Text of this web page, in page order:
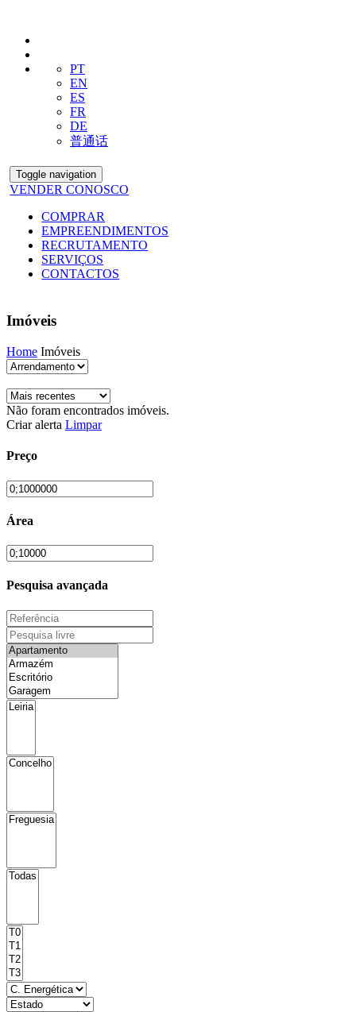
PT
EN
ES
FR
DE
普通话
Toggle navigation
VENDER CONOSCO
COMPRAR
EMPREENDIMENTOS
RECRUTAMENTO
SERVIÇOS
CONTACTOS
Imóveis
Home Imóveis
Não foram encontrados imóveis.
Criar alerta Limpar
Preço
Área
Pesquisa avançada